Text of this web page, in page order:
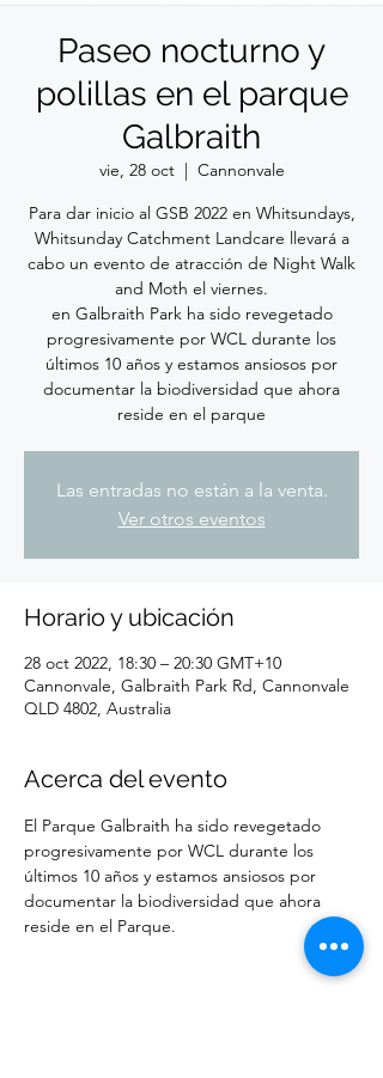
Paseo nocturno y
polillas en el parque
Galbraith
vie, 28 oct
  |
Cannonvale
Para dar inicio al GSB 2022 en Whitsundays,
Whitsunday Catchment Landcare llevará a
cabo un evento de atracción de Night Walk
and Moth el viernes.
en Galbraith Park ha sido revegetado
progresivamente por WCL durante los
últimos 10 años y estamos ansiosos por
documentar la biodiversidad que ahora
reside en el parque
Las entradas no están a la venta.
Ver otros eventos
Horario y ubicación
28 oct 2022, 18:30 – 20:30 GMT+10
Cannonvale, Galbraith Park Rd, Cannonvale
QLD 4802, Australia
Acerca del evento
El Parque Galbraith ha sido revegetado
progresivamente por WCL durante los
últimos 10 años y estamos ansiosos por
documentar la biodiversidad que ahora
reside en el Parque.